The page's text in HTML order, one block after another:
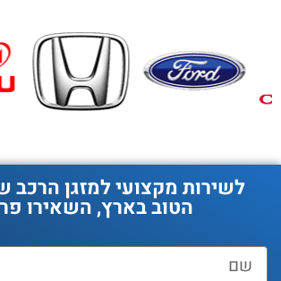
לשירות מקצועי למזגן הרכב
הטוב בארץ, השאירו